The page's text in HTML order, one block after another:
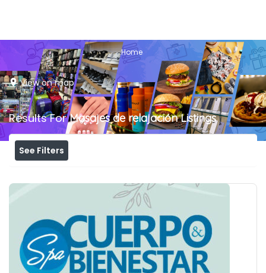
Home
View on map
Results ForMasajes de relajación Listings
See Filters